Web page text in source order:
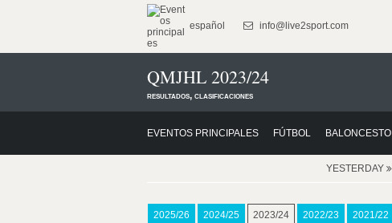
español info@live2sport.com
QMJHL 2023/24
resultados, clasificaciones
EVENTOS PRINCIPALES FÚTBOL BALONCESTO
YESTERDAY
2025/26 2024/25 2023/24 2022/23 2021/22